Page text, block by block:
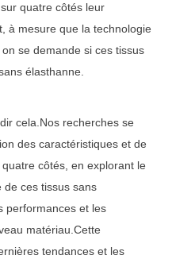
quatre côtés leur
à mesure que la technologie
se demande si ces tissus
élasthanne.
cela.Nos recherches se
des caractéristiques et de
côtés, en explorant le
de ces tissus sans
performances et les
matériau.Cette
tendances et les